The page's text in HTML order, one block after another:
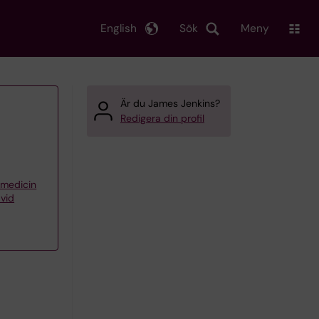
Sök
English Meny
Är du James Jenkins?
Redigera din profil